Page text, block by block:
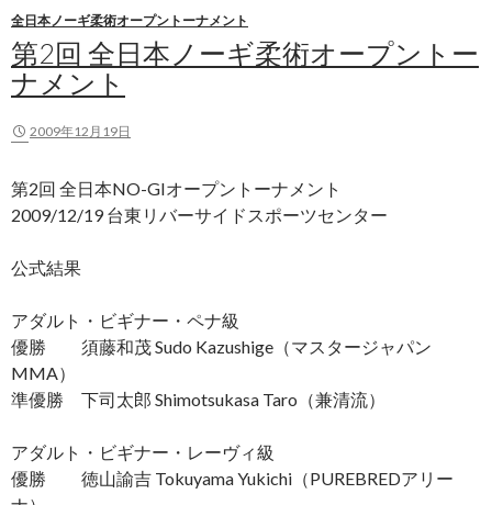
全日本ノーギ柔術オープントーナメント
第2回 全日本ノーギ柔術オープントー
ナメント
2009年12月19日
第2回 全日本NO-GIオープントーナメント
2009/12/19 台東リバーサイドスポーツセンター
公式結果
アダルト・ビギナー・ペナ級
優勝 須藤和茂 Sudo Kazushige（マスタージャパン
MMA）
準優勝 下司太郎 Shimotsukasa Taro（兼清流）
アダルト・ビギナー・レーヴィ級
優勝 徳山諭吉 Tokuyama Yukichi（PUREBREDアリー